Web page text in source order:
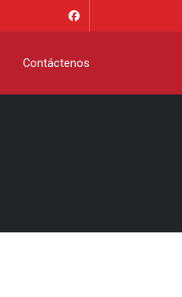
Contáctenos